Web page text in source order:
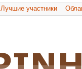
Лучшие участники